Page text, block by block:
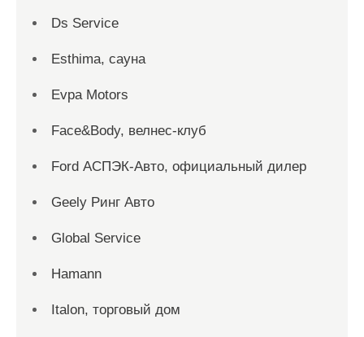
Ds Service
Esthima, сауна
Evpa Motors
Face&Body, велнес-клуб
Ford АСПЭК-Авто, официальный дилер
Geely Ринг Авто
Global Service
Hamann
Italon, торговый дом